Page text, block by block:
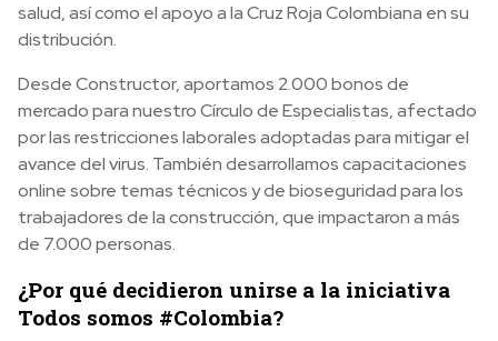
salud, así como el apoyo a la Cruz Roja Colombiana en su
distribución.
Desde Constructor, aportamos 2.000 bonos de
mercado para nuestro Círculo de Especialistas, afectado
por las restricciones laborales adoptadas para mitigar el
avance del virus. También desarrollamos capacitaciones
online sobre temas técnicos y de bioseguridad para los
trabajadores de la construcción, que impactaron a más
de 7.000 personas.
¿Por qué decidieron unirse a la iniciativa
Todos somos #Colombia?